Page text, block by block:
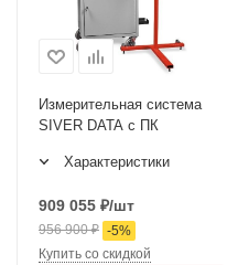
Измерительная система
SIVER DATA с ПК
Характеристики
909 055 ₽/шт
956 900₽ -5%
Купить со скидкой